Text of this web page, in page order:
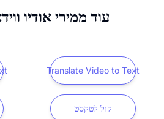
עוד ממירי אודיו
Translate Video to Text
קול לטקסט